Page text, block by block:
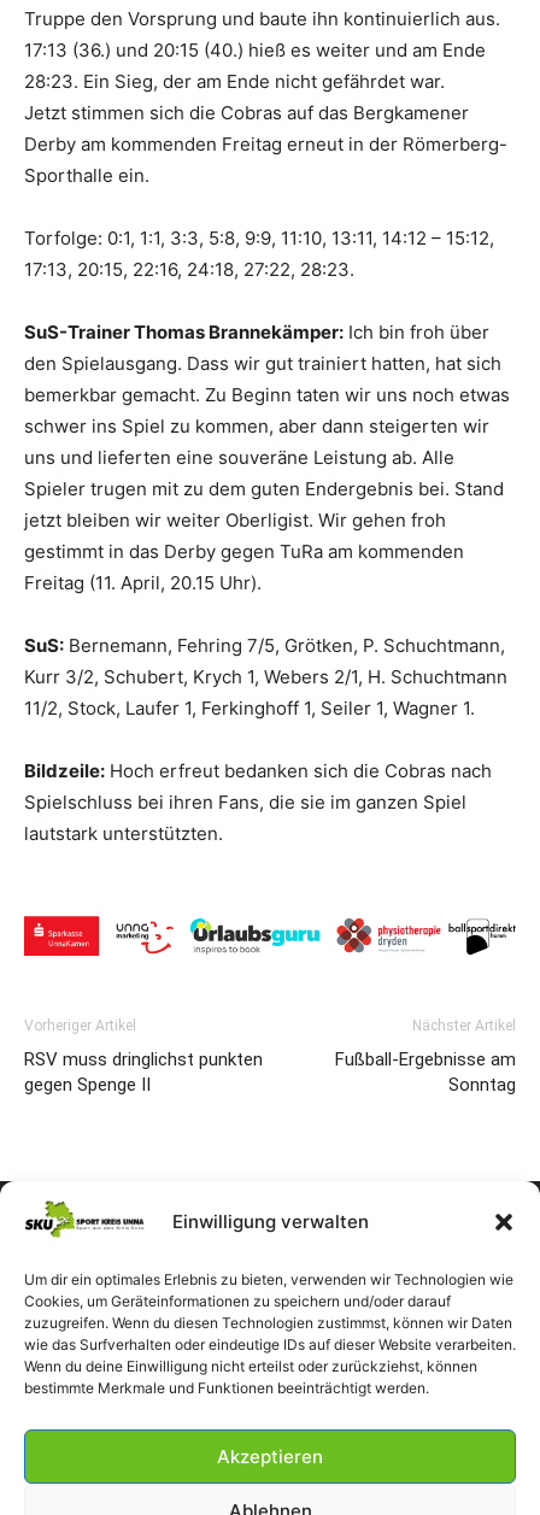
Einwilligung verwalten
Um dir ein optimales Erlebnis zu bieten, verwenden wir Technologien wie
Cookies, um Geräteinformationen zu speichern und/oder darauf
zuzugreifen. Wenn du diesen Technologien zustimmst, können wir Daten
wie das Surfverhalten oder eindeutige IDs auf dieser Website verarbeiten.
Wenn du deine Einwilligung nicht erteilst oder zurückziehst, können
bestimmte Merkmale und Funktionen beeinträchtigt werden.
Akzeptieren
Ablehnen
Truppe den Vorsprung und baute ihn kontinuierlich aus.
17:13 (36.) und 20:15 (40.) hieß es weiter und am Ende
28:23. Ein Sieg, der am Ende nicht gefährdet war.
Jetzt stimmen sich die Cobras auf das Bergkamener
Derby am kommenden Freitag erneut in der Römerberg-
Sporthalle ein.
Torfolge: 0:1, 1:1, 3:3, 5:8, 9:9, 11:10, 13:11, 14:12 – 15:12,
17:13, 20:15, 22:16, 24:18, 27:22, 28:23.
SuS-Trainer Thomas Brannekämper: Ich bin froh über
den Spielausgang. Dass wir gut trainiert hatten, hat sich
bemerkbar gemacht. Zu Beginn taten wir uns noch etwas
schwer ins Spiel zu kommen, aber dann steigerten wir
uns und lieferten eine souveräne Leistung ab. Alle
Spieler trugen mit zu dem guten Endergebnis bei. Stand
jetzt bleiben wir weiter Oberligist. Wir gehen froh
gestimmt in das Derby gegen TuRa am kommenden
Freitag (11. April, 20.15 Uhr).
SuS: Bernemann, Fehring 7/5, Grötken, P. Schuchtmann,
Kurr 3/2, Schubert, Krych 1, Webers 2/1, H. Schuchtmann
11/2, Stock, Laufer 1, Ferkinghoff 1, Seiler 1, Wagner 1.
Bildzeile: Hoch erfreut bedanken sich die Cobras nach
Spielschluss bei ihren Fans, die sie im ganzen Spiel
lautstark unterstützten.
Vorheriger Artikel
RSV muss dringlichst punkten
gegen Spenge II
Nächster Artikel
Fußball-Ergebnisse am
Sonntag